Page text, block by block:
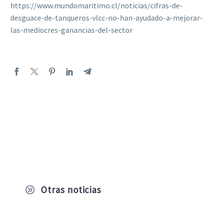
A Otras noticias
https://www.mundomaritimo.cl/noticias/cifras-de-
desguace-de-tanqueros-vlcc-no-han-ayudado-a-mejorar-
las-mediocres-ganancias-del-sector